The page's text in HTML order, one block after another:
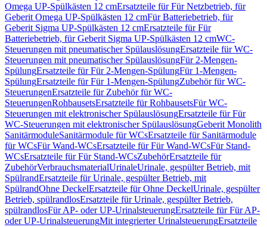
Omega UP-Spülkästen 12 cmErsatzteile für Für Netzbetrieb, für
Geberit Omega UP-Spülkästen 12 cmFür Batteriebetrieb, für
Geberit Sigma UP-Spülkästen 12 cmErsatzteile für Für
Batteriebetrieb, für Geberit Sigma UP-Spülkästen 12 cmWC-
Steuerungen mit pneumatischer SpülauslösungErsatzteile für WC-
Steuerungen mit pneumatischer SpülauslösungFür 2-Mengen-
SpülungErsatzteile für Für 2-Mengen-SpülungFür 1-Mengen-
SpülungErsatzteile für Für 1-Mengen-SpülungZubehör für WC-
SteuerungenErsatzteile für Zubehör für WC-
SteuerungenRohbausetsErsatzteile für RohbausetsFür WC-
Steuerungen mit elektronischer SpülauslösungErsatzteile für Für
WC-Steuerungen mit elektronischer SpülauslösungGeberit Monolith
SanitärmoduleSanitärmodule für WCsErsatzteile für Sanitärmodule
für WCsFür Wand-WCsErsatzteile für Für Wand-WCsFür Stand-
WCsErsatzteile für Für Stand-WCsZubehörErsatzteile für
ZubehörVerbrauchsmaterialUrinaleUrinale, gespülter Betrieb, mit
SpülrandErsatzteile für Urinale, gespülter Betrieb, mit
SpülrandOhne DeckelErsatzteile für Ohne DeckelUrinale, gespülter
Betrieb, spülrandlosErsatzteile für Urinale, gespülter Betrieb,
spülrandlosFür AP- oder UP-UrinalsteuerungErsatzteile für Für AP-
oder UP-UrinalsteuerungMit integrierter UrinalsteuerungErsatzteile